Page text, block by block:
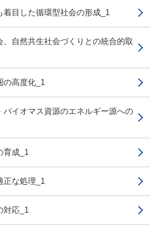
目した循環型社会の形成_1
自然共生社会づくりとの統合的取
高度化_1
イオマス資源のエネルギー源への
成_1
な処理_1
応_1